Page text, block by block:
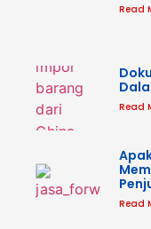
Read
Read
Read